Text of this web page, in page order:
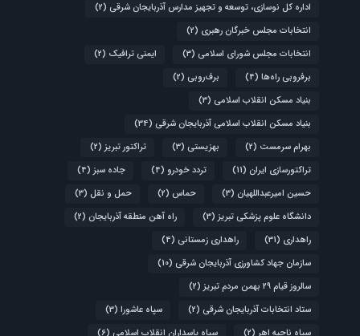
اداره کل نوسازی، توسعه و تجهیز مدارس آذربایجان شرقی (2)
انتخابات مجلس خبرگان رهبری (2)
انتخابات مجلس شورای اسلامی (3) ایمنی ترافیک (2)
برفروبی راه‌ها (4) برف‌روبی (2)
بنیاد مسکن انقلاب اسلامی (3)
بنیاد مسکن انقلاب اسلامی آذربایجان شرقی (34)
بهرام سرمست (2) بهزیستی (3) تراکتور تبریز (2)
تراکتورسازی ایران (11) تردد خودرو (4) جاده سبز (4)
حسین امیرعبداللهیان (3) حماس (2) حمل و نقل (3)
دانشگاه علوم پزشکی تبریز (3) راه آهن منطقه آذربایجان (2)
راهداری (31) راهداری زمستانی (4)
سازمان جهاد کشاورزی آذربایجان شرقی (10)
سالروز قیام ۲۹ بهمن مردم تبریز
(2)
ستاد انتخابات آذربایجان شرقی (2) سپاه عاشورا (3)